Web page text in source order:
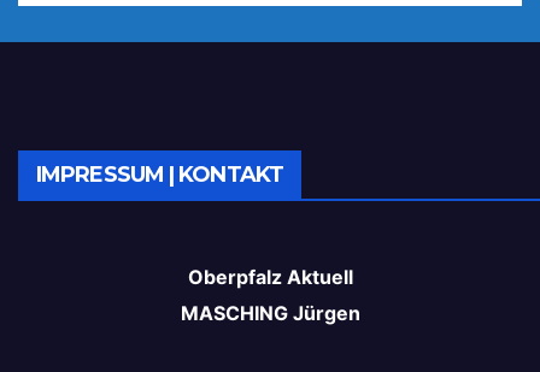
IMPRESSUM | KONTAKT
Oberpfalz Aktuell
MASCHING Jürgen